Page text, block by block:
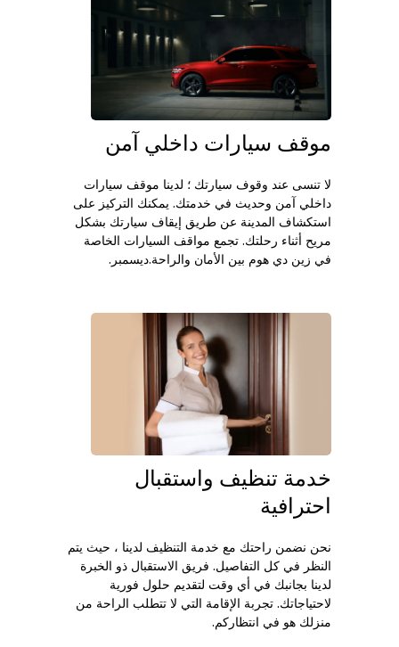
موقف سيارات داخلي آمن
لا تنسى عند وقوف سيارتك ؛ لدينا موقف سيارات
داخلي آمن وحديث في خدمتك. يمكنك التركيز على
استكشاف المدينة عن طريق إيقاف سيارتك بشكل
مريح أثناء رحلتك. تجمع مواقف السيارات الخاصة
في زين دي هوم بين الأمان والراحة.ديسمبر.
خدمة تنظيف واستقبال
احترافية
نحن نضمن راحتك مع خدمة التنظيف لدينا ، حيث يتم
النظر في كل التفاصيل. فريق الاستقبال ذو الخبرة
لدينا بجانبك في أي وقت لتقديم حلول فورية
لاحتياجاتك. تجربة الإقامة التي لا تتطلب الراحة من
منزلك هو في انتظاركم.